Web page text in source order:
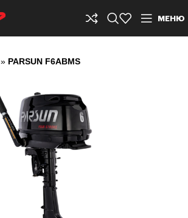
МЕНЮ
» PARSUN F6ABMS